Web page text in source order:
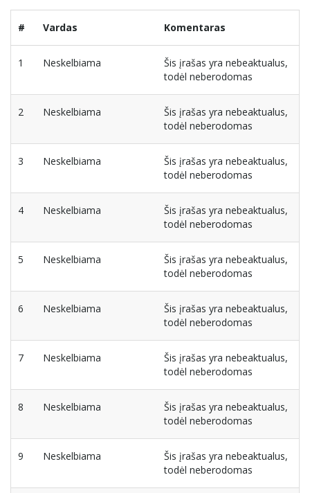
# Vardas Komentaras
1 Neskelbiama
Šis įrašas yra nebeaktualus,
todėl neberodomas
2 Neskelbiama
Šis įrašas yra nebeaktualus,
todėl neberodomas
3 Neskelbiama
Šis įrašas yra nebeaktualus,
todėl neberodomas
4 Neskelbiama
Šis įrašas yra nebeaktualus,
todėl neberodomas
5 Neskelbiama
Šis įrašas yra nebeaktualus,
todėl neberodomas
6 Neskelbiama
Šis įrašas yra nebeaktualus,
todėl neberodomas
7 Neskelbiama
Šis įrašas yra nebeaktualus,
todėl neberodomas
8 Neskelbiama
Šis įrašas yra nebeaktualus,
todėl neberodomas
9 Neskelbiama
Šis įrašas yra nebeaktualus,
todėl neberodomas